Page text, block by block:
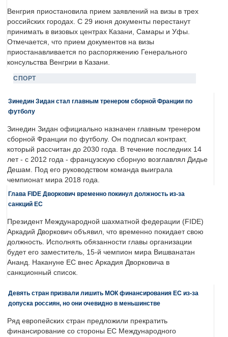
Венгрия приостановила прием заявлений на визы в трех
российских городах. С 29 июня документы перестанут
принимать в визовых центрах Казани, Самары и Уфы.
Отмечается, что прием документов на визы
приостанавливается по распоряжению Генерального
консульства Венгрии в Казани.
СПОРТ
Зинедин Зидан стал главным тренером сборной Франции по
футболу
Зинедин Зидан официально назначен главным тренером
сборной Франции по футболу. Он подписал контракт,
который рассчитан до 2030 года. В течение последних 14
лет - с 2012 года - французскую сборную возглавлял Дидье
Дешам. Под его руководством команда выиграла
чемпионат мира 2018 года.
Глава FIDE Дворкович временно покинул должность из-за
санкций ЕС
Президент Международной шахматной федерации (FIDE)
Аркадий Дворкович объявил, что временно покидает свою
должность. Исполнять обязанности главы организации
будет его заместитель, 15-й чемпион мира Вишванатан
Ананд. Накануне ЕС внес Аркадия Дворковича в
санкционный список.
Девять стран призвали лишить МОК финансирования ЕС из-за
допуска россиян, но они очевидно в меньшинстве
Ряд европейских стран предложили прекратить
финансирование со стороны ЕС Международного